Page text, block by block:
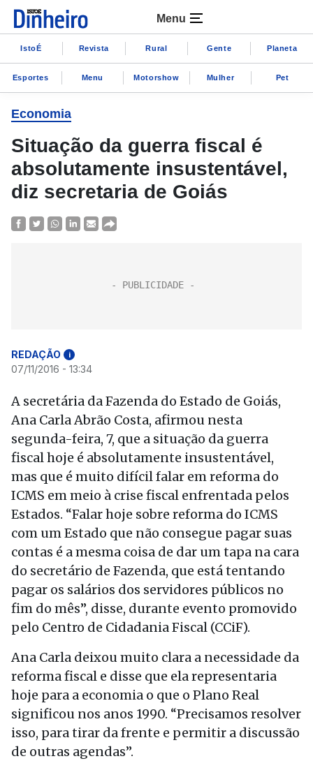
Menu
IstoÉ Revista Rural Gente Planeta
Esportes Menu Motorshow Mulher Pet
Economia
Situação da guerra fiscal é
absolutamente insustentável,
diz secretaria de Goiás
REDAÇÃO i
07/11/2016 - 13:34
A secretária da Fazenda do Estado de Goiás,
Ana Carla Abrão Costa, afirmou nesta
segunda-feira, 7, que a situação da guerra
fiscal hoje é absolutamente insustentável,
mas que é muito difícil falar em reforma do
ICMS em meio à crise fiscal enfrentada pelos
Estados. “Falar hoje sobre reforma do ICMS
com um Estado que não consegue pagar suas
contas é a mesma coisa de dar um tapa na cara
do secretário de Fazenda, que está tentando
pagar os salários dos servidores públicos no
fim do mês”, disse, durante evento promovido
pelo Centro de Cidadania Fiscal (CCiF).
Ana Carla deixou muito clara a necessidade da
reforma fiscal e disse que ela representaria
hoje para a economia o que o Plano Real
significou nos anos 1990. “Precisamos resolver
isso, para tirar da frente e permitir a discussão
de outras agendas”.